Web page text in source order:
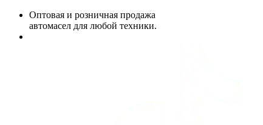
Оптовая и розничная продажа
автомасел для любой техники.